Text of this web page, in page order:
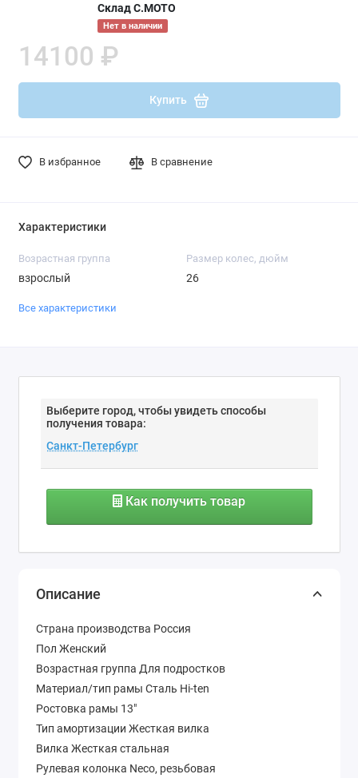
Склад С.МОТО
Нет в наличии
14100 ₽
Купить
В избранное В сравнение
Характеристики
Возрастная группа
взрослый
Размер колес, дюйм
26
Все характеристики
Выберите город, чтобы увидеть способы
получения товара:
Как получить товар
Описание
Страна производства Россия
Пол Женский
Возрастная группа Для подростков
Материал/тип рамы Сталь Hi-ten
Ростовкa рамы 13″
Тип амортизации Жесткая вилка
Вилка Жесткая стальная
Рулевая колонка Neco, резьбовая